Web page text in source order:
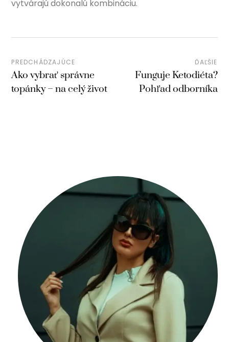
vytvárajú dokonalú kombináciu.
PREDCHÁDZAJÚCE
Ako vybrať správne
topánky – na celý život
ĎAĽŠIE
Funguje Ketodiéta?
Pohľad odborníka